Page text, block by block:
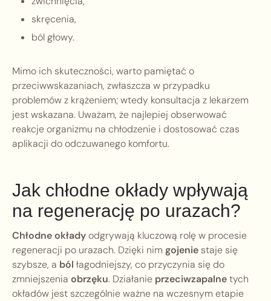
skręcenia,
ból głowy.
Mimo ich skuteczności, warto pamiętać o
przeciwwskazaniach, zwłaszcza w przypadku
problemów z krążeniem; wtedy konsultacja z lekarzem
jest wskazana. Uważam, że najlepiej obserwować
reakcje organizmu na chłodzenie i dostosować czas
aplikacji do odczuwanego komfortu.
Jak chłodne okłady wpływają
na regenerację po urazach?
Chłodne okładyodgrywają kluczową rolę w procesie
regeneracji po urazach. Dzięki nim gojenie staje się
szybsze, a ból łagodniejszy, co przyczynia się do
zmniejszenia obrzęku. Działanie przeciwzapalnetych
okładów jest szczególnie ważne na wczesnym etapie